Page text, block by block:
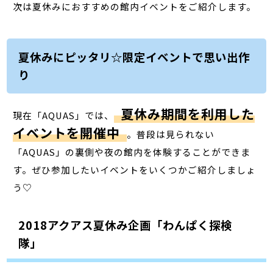
次は夏休みにおすすめの館内イベントをご紹介します。
夏休みにピッタリ☆限定イベントで思い出作
り
現在「AQUAS」では、 夏休み期間を利用した
イベントを開催中 。普段は見られない
「AQUAS」の裏側や夜の館内を体験することができま
す。ぜひ参加したいイベントをいくつかご紹介しましょ
う♡
2018アクアス夏休み企画「わんぱく探検
隊」